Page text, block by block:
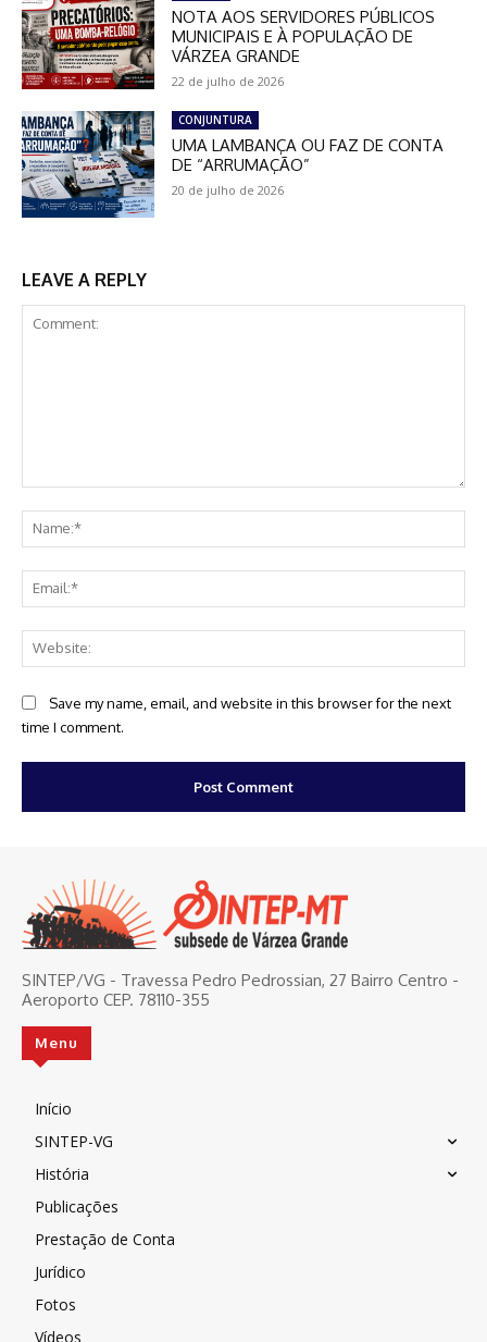
NOTA AOS SERVIDORES PÚBLICOS
MUNICIPAIS E À POPULAÇÃO DE
VÁRZEA GRANDE
22 de julho de 2026
CONJUNTURA
UMA LAMBANÇA OU FAZ DE CONTA
DE “ARRUMAÇÃO”
20 de julho de 2026
LEAVE A REPLY
Save my name, email, and website in this browser for the next
time I comment.
SINTEP/VG - Travessa Pedro Pedrossian, 27 Bairro Centro -
Aeroporto CEP. 78110-355
Menu
Início
SINTEP-VG
História
Publicações
Prestação de Conta
Jurídico
Fotos
Vídeos